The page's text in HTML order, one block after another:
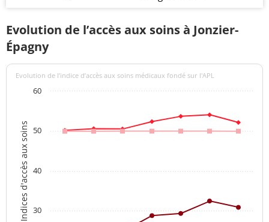
Evolution de l’accès aux soins à Jonzier-
Épagny
Indices d'accès aux soins
Evolution de l’indice d’accès aux soins médicaux fondé sur l'APL
30
40
50
60